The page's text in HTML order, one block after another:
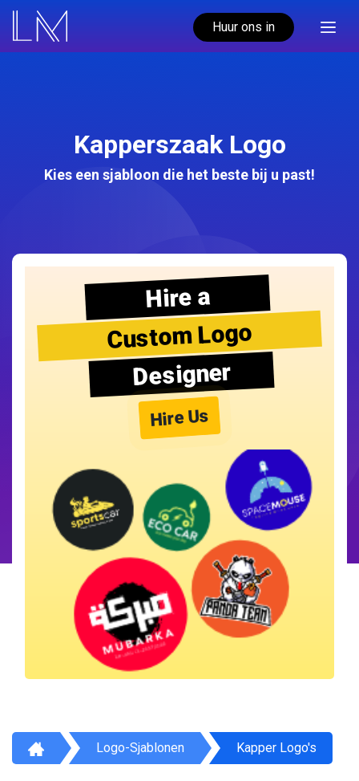
Huur ons in
Kapperszaak Logo
Kies een sjabloon die het beste bij u past!
Hire a
Custom Logo
Designer
Hire Us
Logo-Sjablonen Kapper Logo's